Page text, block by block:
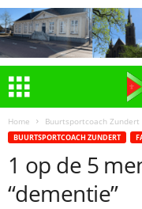
Home Buurtsportcoach Zundert
BUURTSPORTCOACH ZUNDERT
1 op de 5
“dementie”